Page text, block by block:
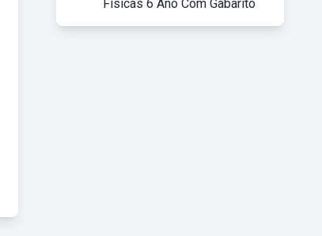
Físicas 6 Ano Com Gabarito